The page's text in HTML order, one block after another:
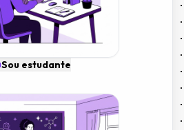
Sou estudante